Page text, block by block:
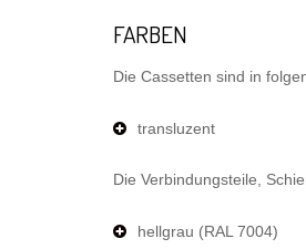
FARBEN
Die Cassetten sind in
transluzent
Die Verbindungsteile,
hellgrau (RAL 7004)